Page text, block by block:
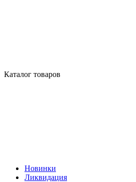
Каталог товаров
Новинки
Ликвидация